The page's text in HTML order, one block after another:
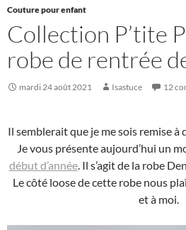
Couture pour enfant
Collection P’tite
robe de rentrée
mardi 24 août 2021 Isastuce 12
Il semblerait que je me sois remise à
Je vous présente aujourd’hui un
début d’année. Il s’agit de la robe
Le côté loose de cette robe nous
et à moi.